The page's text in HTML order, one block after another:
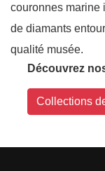
couronnes marine
de diamants
qualité musée.
Découvrez
Collections